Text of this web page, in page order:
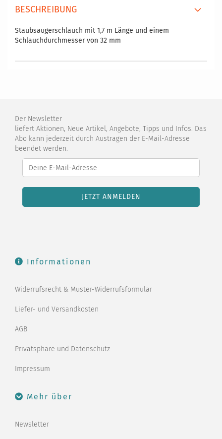
BESCHREIBUNG
Staubsaugerschlauch mit 1,7 m Länge und einem
Schlauchdurchmesser von 32 mm
Der Newsletter
liefert Aktionen, Neue Artikel, Angebote, Tipps und Infos. Das
Abo kann jederzeit durch Austragen der E-Mail-Adresse
beendet werden.
Informationen
Widerrufsrecht & Muster-Widerrufsformular
Liefer- und Versandkosten
AGB
Privatsphäre und Datenschutz
Impressum
Mehr über
Newsletter